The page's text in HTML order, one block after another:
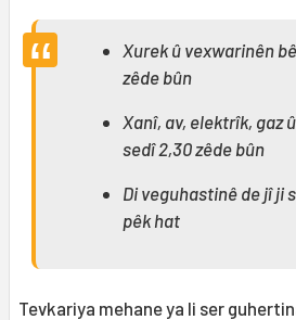
Xurek û vexwarinên
zêde bûn
Xanî, av, elektrîk, gaz
sedî 2,30 zêde bûn
Di veguhastinê de jî ji
pêk hat
Tevkariya mehane ya li ser